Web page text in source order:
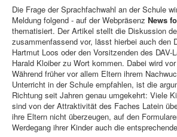
Die Frage der Sprachfachwahl an der Schule
Meldung folgend - auf der Webpräsenz News
thematisiert. Der Artikel stellt die Diskussion
zusammenfassend vor, lässt hierbei auch den
Hartmut Loos oder den Vorsitzenden des DAV-
Harald Kloiber zu Wort kommen. Dabei wird
Während früher vor allem Eltern ihrem
Unterricht in der Schule empfahlen, ist die
Richtung seit Jahren genau umgekehrt: Viele
sind von der Attraktivität des Faches Latein
ihre Eltern nicht überzeugen, auf den
Werdegang ihrer Kinder auch die